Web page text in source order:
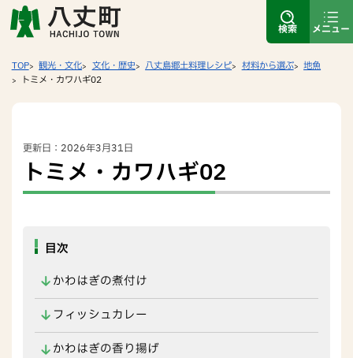
検索 メニュー
TOP 観光・文化 文化・歴史 八丈島郷土料理レシピ 材料から選ぶ
地魚
トミメ・カワハギ02
更新日：2026年3月31日
トミメ・カワハギ02
目次
かわはぎの煮付け
フィッシュカレー
かわはぎの香り揚げ